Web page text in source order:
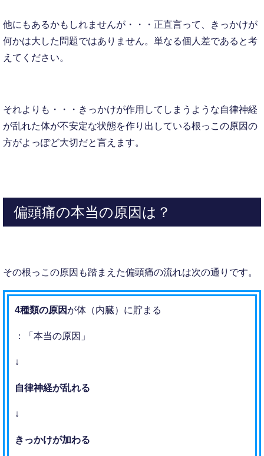
他にもあるかもしれませんが・・・正直言って、きっかけが
何かは大した問題ではありません。単なる個人差であると考
えてください。
それよりも・・・きっかけが作用してしまうような自律神経
が乱れた体が不安定な状態を作り出している根っこの原因の
方がよっぽど大切だと言えます。
偏頭痛の本当の原因は？
その根っこの原因も踏まえた偏頭痛の流れは次の通りです。
4種類の原因 が体（内臓）に貯まる
：「本当の原因」
↓
自律神経が乱れる
↓
きっかけが加わる